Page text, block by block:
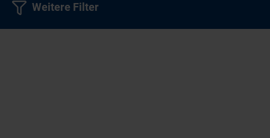
Weitere Filter